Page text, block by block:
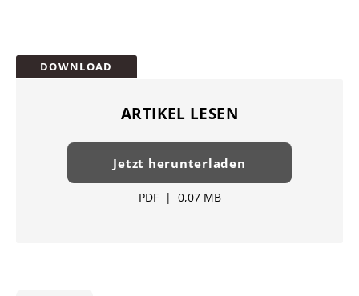
Überschrift
DOWNLOAD
ARTIKEL LESEN
Jetzt herunterladen
PDF | 0,07 MB